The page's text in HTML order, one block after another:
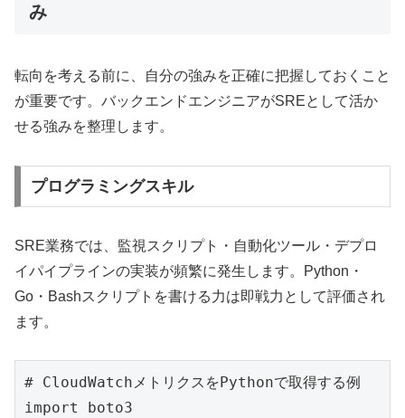
み
転向を考える前に、自分の強みを正確に把握しておくこと
が重要です。バックエンドエンジニアがSREとして活か
せる強みを整理します。
プログラミングスキル
SRE業務では、監視スクリプト・自動化ツール・デプロ
イパイプラインの実装が頻繁に発生します。Python・
Go・Bashスクリプトを書ける力は即戦力として評価され
ます。
# CloudWatchメトリクスをPythonで取得する例
import boto3